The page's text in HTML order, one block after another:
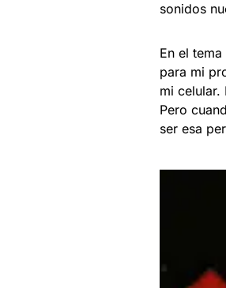
sonidos
En el
para mi
mi
Pero
ser esa